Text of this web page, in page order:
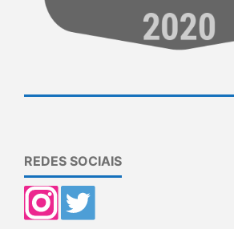
REDES SOCIAIS